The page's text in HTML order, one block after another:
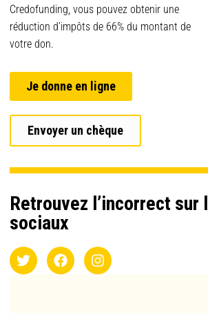
Credofunding, vous pouvez obtenir une
réduction d’impôts de 66% du montant de
votre don.
Je donne en ligne
Envoyer un chèque
Retrouvez l’incorrect sur
sociaux